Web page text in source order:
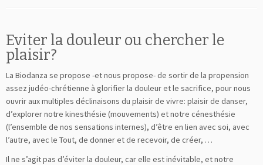
Eviter la douleur ou chercher le
plaisir?
La Biodanza se propose -et nous propose- de sortir de la propension
assez judéo-chrétienne à glorifier la douleur et le sacrifice, pour nous
ouvrir aux multiples déclinaisons du plaisir de vivre: plaisir de danser,
d’explorer notre kinesthésie (mouvements) et notre cénesthésie
(l’ensemble de nos sensations internes), d’être en lien avec soi, avec
l’autre, avec le Tout, de donner et de recevoir, de créer, …
Il ne s’agit pas d’éviter la douleur, car elle est inévitable, et notre